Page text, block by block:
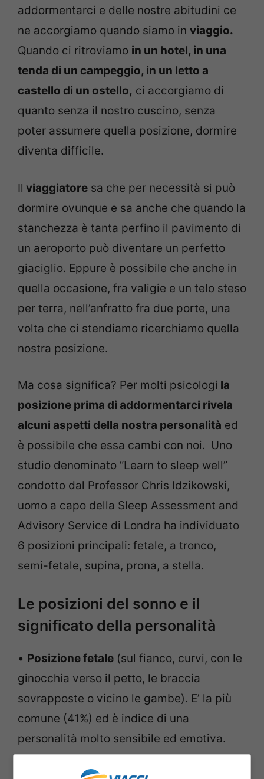
addormentarci e delle nostre abitudini ce
ne accorgiamo quando siamo in viaggio.
Quando ci ritroviamo in un hotel, in una
tenda di un campeggio, in un letto a
castello di un ostello, ci accorgiamo di
quanto senza il nostro cuscino, senza
poter assumere quella posizione, dormire
diventa difficile.
Il viaggiatore sa che per necessità si può
dormire ovunque e sa anche che quando la
stanchezza è tanta perfino il pavimento di
un aeroporto può diventare un perfetto
giaciglio. Eppure è possibile che anche in
quella occasione, fra valigie e un telo steso
per terra, nell’anfratto fra due porte, una
volta che ci stendiamo ricerchiamo quella
nostra posizione.
Ma cosa significa? Per molti psicologi la
posizione prima di addormentarci rivela
alcuni aspetti della nostra personalità ed
è possibile che essa cambi con noi. Uno
studio denominato “Learn to sleep well”
condotto dal Professor Chris Idzikowski,
uomo a capo della Sleep Assessment and
Advisory Service di Londra ha individuato
6 posizioni principali: fetale, a tronco,
semi-fetale, supina, prona, a stella.
Le posizioni del sonno e il
significato della personalità
• Posizione fetale (sul fianco, curvi, con le
ginocchia verso il petto, le braccia
sovrapposte o vicino le gambe). E’ la più
comune (41%) ed è indice di una
personalità molto sensibile ed emotiva.
Sono persone che a primo impatto